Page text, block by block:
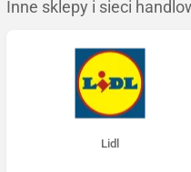
Inne sklepy i sieci
Lidl